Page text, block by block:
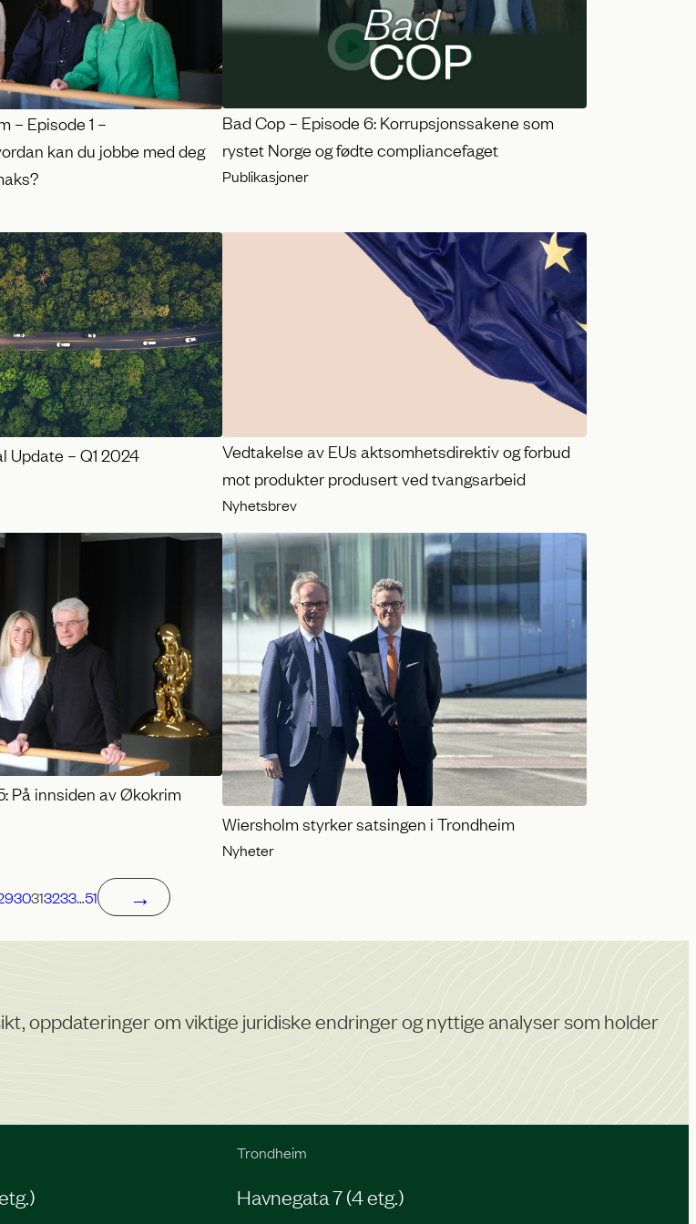
t
a
n
s
e
– Episode 1 –
kan du jobbe med deg
Bad Cop – Episode 6: Korrupsjonssakene som
rystet Norge og fødte compliancefaget
Publikasjoner
Update – Q1 2024
Vedtakelse av EUs aktsomhetsdirektiv og forbud
mot produkter produsert ved tvangsarbeid
Nyhetsbrev
På innsiden av Økokrim
Wiersholm styrker satsingen i Trondheim
Nyheter
30313233…51 →
oppdateringer om viktige juridiske endringer og nyttige analyser som holder
Trondheim
Havnegata 7 (4 etg.)